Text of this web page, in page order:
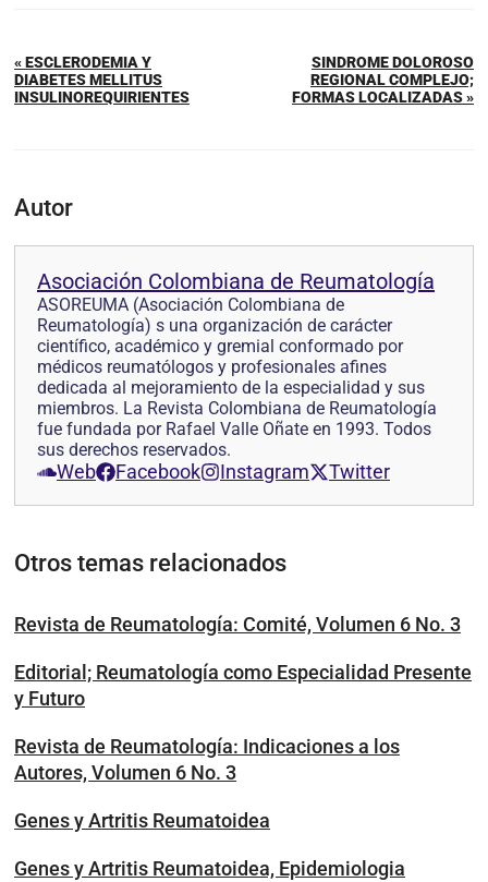
« ESCLERODEMIA Y
DIABETES MELLITUS
INSULINOREQUIRIENTES
SINDROME DOLOROSO
REGIONAL COMPLEJO;
FORMAS LOCALIZADAS »
Autor
Asociación Colombiana de Reumatología
ASOREUMA (Asociación Colombiana de
Reumatología) s una organización de carácter
científico, académico y gremial conformado por
médicos reumatólogos y profesionales afines
dedicada al mejoramiento de la especialidad y sus
miembros. La Revista Colombiana de Reumatología
fue fundada por Rafael Valle Oñate en 1993. Todos
sus derechos reservados.
Web Facebook Instagram Twitter
Otros temas relacionados
Revista de Reumatología: Comité, Volumen 6 No. 3
Editorial; Reumatología como Especialidad Presente
y Futuro
Revista de Reumatología: Indicaciones a los
Autores, Volumen 6 No. 3
Genes y Artritis Reumatoidea
Genes y Artritis Reumatoidea, Epidemiologia